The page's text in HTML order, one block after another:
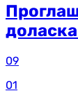
09
01